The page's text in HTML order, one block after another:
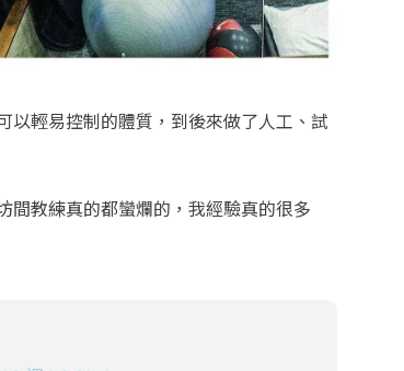
以輕易控制的體質，到後來做了人工、試
間教練真的都蠻爛的，我經驗真的很多